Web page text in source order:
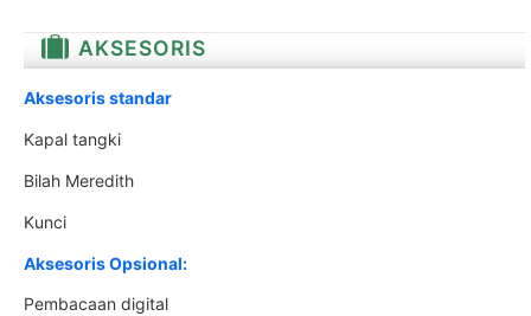
AKSESORIS
Aksesoris standar
Kapal tangki
Bilah Meredith
Kunci
Aksesoris Opsional:
Pembacaan digital